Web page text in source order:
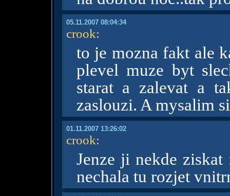
05.11.2007 08:04:34
crook:
to je mozna fakt ale
plevel muze byt
starat a zalevat a
zaslouzi. A mysalim
01.11.2007 13:26:02
crook:
Jenze ji nekde
nechala tu rozjet